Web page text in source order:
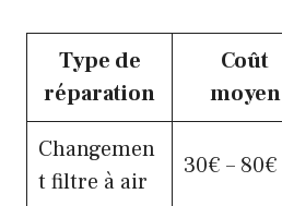
Type de
réparation
Coût
moyen
Changemen
t filtre à air
30€ – 80€